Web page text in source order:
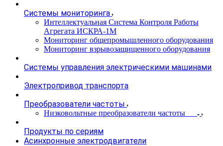
Системы мониторинга
Интеллектуальная Система Контроля Работы
Агрегата ИСКРА-1М
Мониторинг общепромышленного оборудования
Мониторинг взрывозащищенного оборудования
Системы управления электрическими машинами
Электропривод транспорта
Преобразователи частоты
Низковольтные преобразователи частоты
Продукты по сериям
Асинхронные электродвигатели